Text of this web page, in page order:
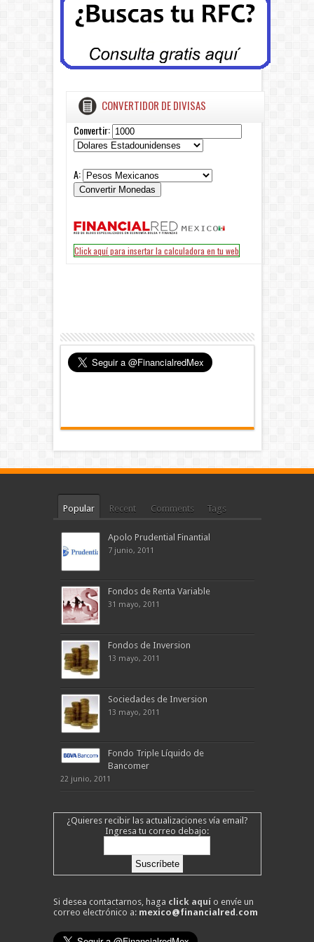
Popular Recent Comments Tags
Apolo Prudential Finantial
7 junio, 2011
Fondos de Renta Variable
31 mayo, 2011
Fondos de Inversion
13 mayo, 2011
Sociedades de Inversion
13 mayo, 2011
Fondo Triple Líquido de
Bancomer
22 junio, 2011
¿Quieres recibir las actualizaciones vía email?
Ingresa tu correo debajo:
Si desea contactarnos, haga click aquío envíe un
correo electrónico a: mexico@financialred.com